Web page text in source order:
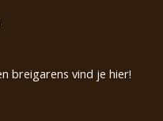
breigarens vind je hier!